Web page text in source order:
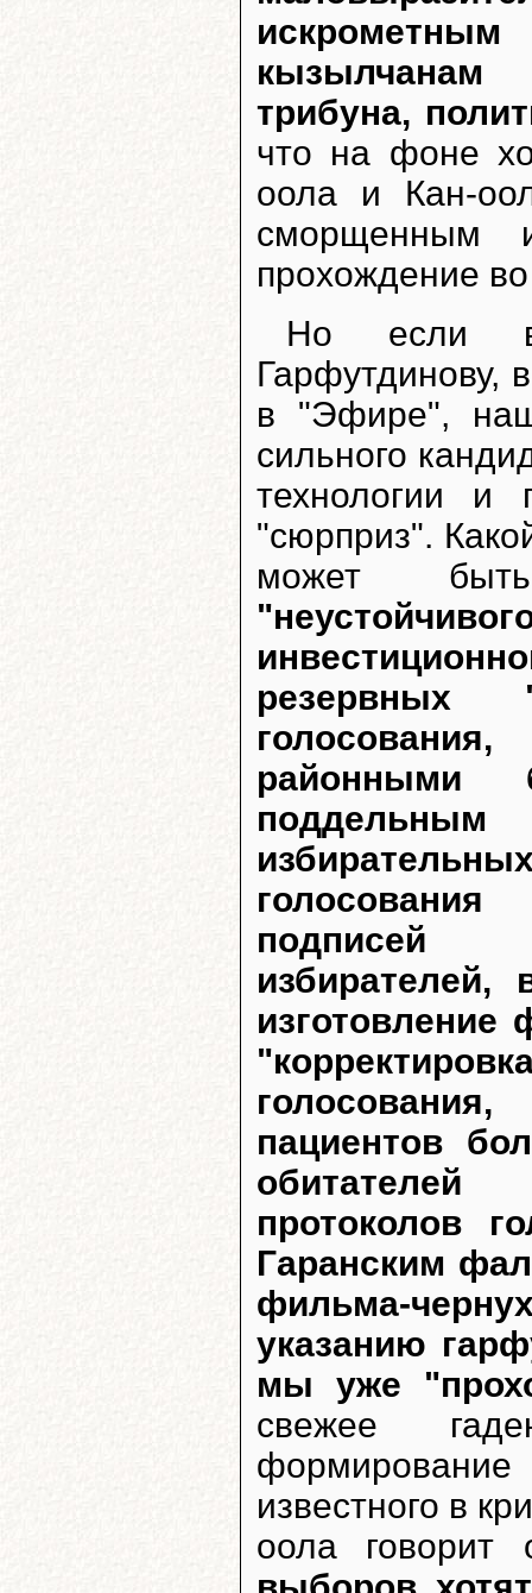
кызылчанам
трибуна,
что на фоне
оола и Кан-
сморщенным
прохождение
Но если
Гарфутдинову,
в "Эфире",
сильного
технологии и
"сюрприз".
может
резервных
районными
подписей
изготовление
пациентов
обитателей
протоколов
Гаранским
фильма-
указанию
мы уже
свежее
известного в
оола